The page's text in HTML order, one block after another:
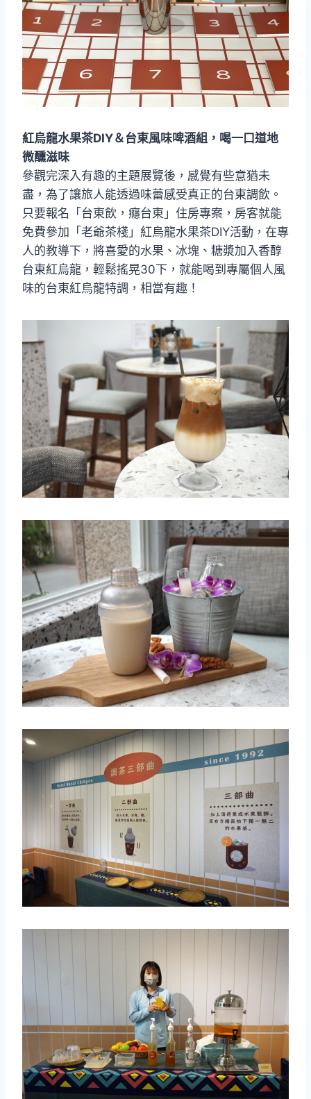
紅烏龍水果茶DIY＆台東風味啤酒組，喝一口道地
微醺滋味
參觀完深入有趣的主題展覽後，感覺有些意猶未
盡，為了讓旅人能透過味蕾感受真正的台東調飲。
只要報名「台東飲，癮台東」住房專案，房客就能
免費參加「老爺茶棧」紅烏龍水果茶DIY活動，在專
人的教導下，將喜愛的水果、冰塊、糖漿加入香醇
台東紅烏龍，輕鬆搖晃30下，就能喝到專屬個人風
味的台東紅烏龍特調，相當有趣！